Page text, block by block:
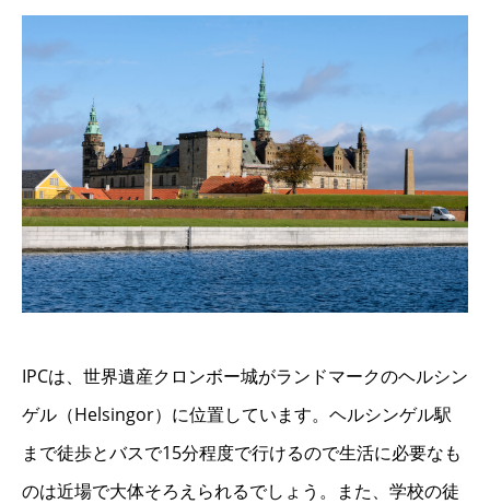
IPCは、世界遺産クロンボー城がランドマークのヘルシン
ゲル（Helsingor）に位置しています。ヘルシンゲル駅
まで徒歩とバスで15分程度で行けるので生活に必要なも
のは近場で大体そろえられるでしょう。また、学校の徒